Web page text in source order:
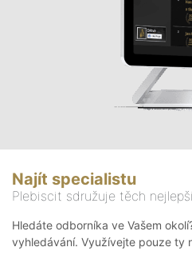
Najít specialistu
Plebiscit sdružuje těch
Hledáte odborníka ve Vašem
vyhledávání. Využívejte pouze ty